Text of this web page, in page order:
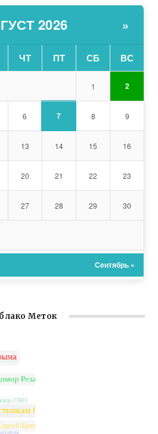
2026 »
ЧТ ПТ СБ ВС
1 2
6 7 8 9
13 14 15 16
20 21 22 23
27 28 29 30
Сентябрь »
Меток